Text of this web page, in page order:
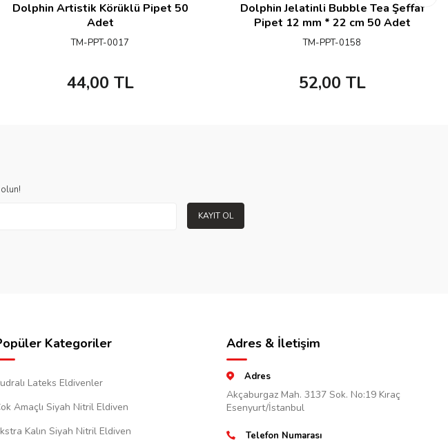
Dolphin Artistik Körüklü Pipet 50
Adet
TM-PPT-0017
44,00 TL
Dolphin Jelatinli Bubble Tea Şeffaf
Pipet 12 mm * 22 cm 50 Adet
TM-PPT-0158
52,00 TL
KAYIT OL
Kategoriler
Lateks Eldivenler
Amaçlı Siyah Nitril Eldiven
Kalın Siyah Nitril Eldiven
Adres & İletişim
Adres
Akçaburgaz Mah. 3137 Sok. No:19 Kıraç
Esenyurt/İstanbul
Telefon Numarası